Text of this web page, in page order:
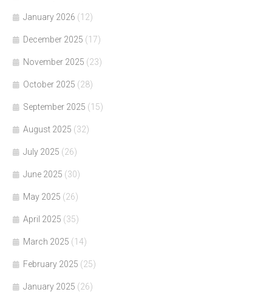
January 2026 (12)
December 2025 (17)
November 2025 (23)
October 2025 (28)
September 2025 (15)
August 2025 (32)
July 2025 (26)
June 2025 (30)
May 2025 (26)
April 2025 (35)
March 2025 (14)
February 2025 (25)
January 2025 (26)